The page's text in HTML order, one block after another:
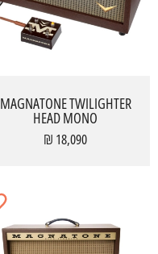
MAGNATONE TWILIGHTER
HEAD MONO
18,090 ₪